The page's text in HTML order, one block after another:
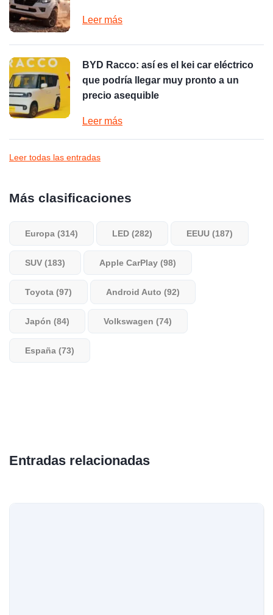
Leer más
BYD Racco: así es el kei car eléctrico
que podría llegar muy pronto a un
precio asequible
Leer más
Leer todas las entradas
Más clasificaciones
Europa (314) LED (282) EEUU (187)
SUV (183) Apple CarPlay (98)
Toyota (97) Android Auto (92)
Japón (84) Volkswagen (74)
España (73)
Entradas relacionadas